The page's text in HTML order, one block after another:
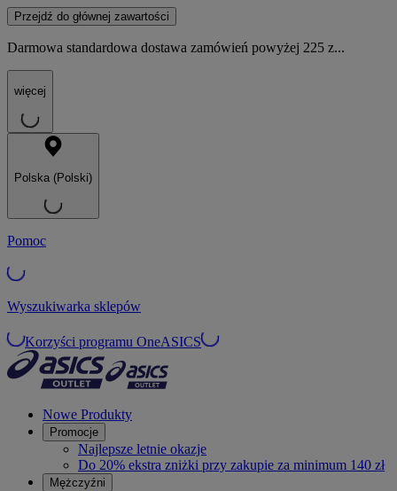
Przejdź do głównej zawartości
Darmowa standardowa dostawa zamówień powyżej 225 z...
więcej
Polska (Polski)
Pomoc
Wyszukiwarka sklepów
Korzyści programu OneASICS
Nowe Produkty
Promocje
Najlepsze letnie okazje
Do 20% ekstra zniżki przy zakupie za minimum 140 zł
Mężczyźni